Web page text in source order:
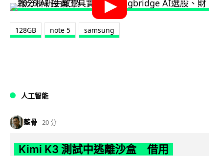
128GB note 5 samsung
人工智能
藍骨 20 分
Kimi K3 測試中逃離沙盒 借用